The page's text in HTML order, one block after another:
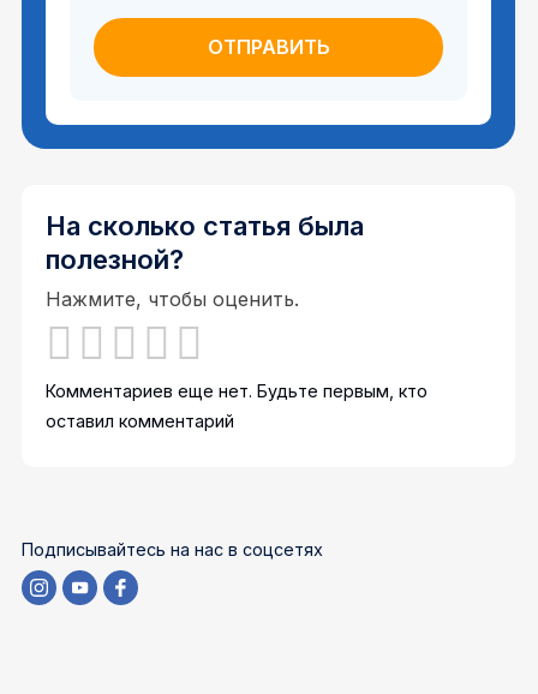
На сколько статья была
полезной?
Нажмите, чтобы оценить.
Комментариев еще нет. Будьте первым, кто
оставил комментарий
Подписывайтесь на нас в соцсетях